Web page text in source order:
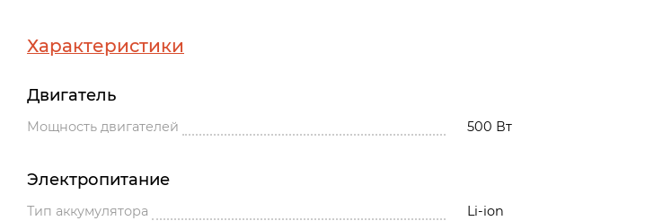
Характеристики
Двигатель
Мощность двигателей 500 Вт
Электропитание
Тип аккумулятора
Li-ion